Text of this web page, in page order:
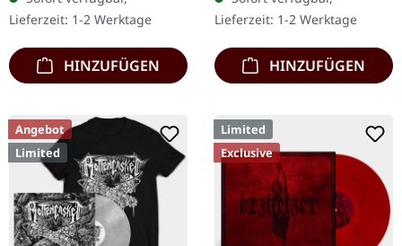
marmoriertes Vinyl mit
Insert. Limitiert auf 150…
Lieferzeit: 1-2 Werktage
HINZUFÜGEN
schwere, handgearbeitete
Holzbox mit…
Lieferzeit: 1-2 Werktage
HINZUFÜGEN
Angebot
Limited
Limited
Exclusive